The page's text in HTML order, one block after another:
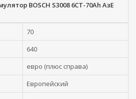
BOSCH S3008 6СТ-70Ah АзЕ
70
640
евро (плюс справа)
Европейский